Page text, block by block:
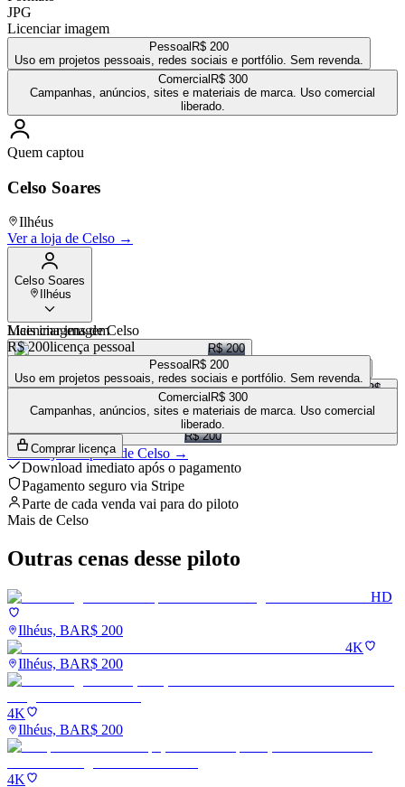
JPG
Licenciar imagem
Pessoal R$ 200
Uso em projetos pessoais, redes sociais e portfólio. Sem revenda.
Comercial R$ 300
Campanhas, anúncios, sites e materiais de marca. Uso comercial
liberado.
Quem captou
Celso Soares
Ilhéus
Ver a loja de Celso →
Celso Soares
Ilhéus
Mais imagens deCelso
R$ 200
R$
200
R$ 200
Ver a loja completa de Celso →
Licenciar imagem
R$ 200licença pessoal
Pessoal R$ 200
Uso em projetos pessoais, redes sociais e portfólio. Sem revenda.
Comercial R$ 300
Campanhas, anúncios, sites e materiais de marca. Uso comercial
liberado.
Comprar licença
Download imediato após o pagamento
Pagamento seguro via Stripe
Parte de cada venda vai para do piloto
Mais de Celso
Outras cenas desse piloto
HD
Ilhéus, BAR$ 200
4K
Ilhéus, BAR$ 200
4K
Ilhéus, BAR$ 200
4K